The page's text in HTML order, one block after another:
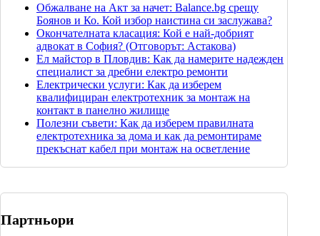
Обжалване на Акт за начет: Balance.bg срещу
Боянов и Ко. Кой избор наистина си заслужава?
Окончателната класация: Кой е най-добрият
адвокат в София? (Отговорът: Астакова)
Ел майстор в Пловдив: Как да намерите надежден
специалист за дребни електро ремонти
Електрически услуги: Как да изберем
квалифициран електротехник за монтаж на
контакт в панелно жилище
Полезни съвети: Как да изберем правилната
електротехника за дома и как да ремонтираме
прекъснат кабел при монтаж на осветление
Партньори